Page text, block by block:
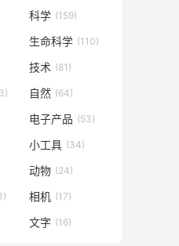
科学 (159)
生命科学 (110)
技术 (81)
自然 (64)
电子产品 (53)
小工具 (34)
动物 (24)
相机 (17)
文字 (16)